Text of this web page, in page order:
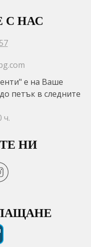
С НАС
е на Ваше
петък в следните
ч.
НИ